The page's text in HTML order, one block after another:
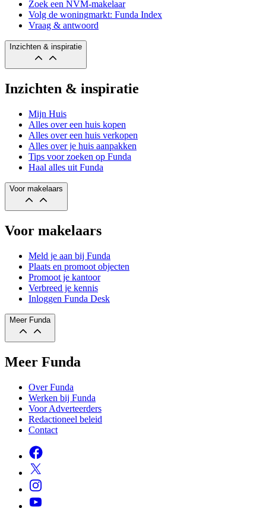
Zoek een NVM-makelaar
Volg de woningmarkt: Funda Index
Vraag & antwoord
Inzichten & inspiratie
Inzichten & inspiratie
Mijn Huis
Alles over een huis kopen
Alles over een huis verkopen
Alles over je huis aanpakken
Tips voor zoeken op Funda
Haal alles uit Funda
Voor makelaars
Voor makelaars
Meld je aan bij Funda
Plaats en promoot objecten
Promoot je kantoor
Verbreed je kennis
Inloggen Funda Desk
Meer Funda
Meer Funda
Over Funda
Werken bij Funda
Voor Adverteerders
Redactioneel beleid
Contact